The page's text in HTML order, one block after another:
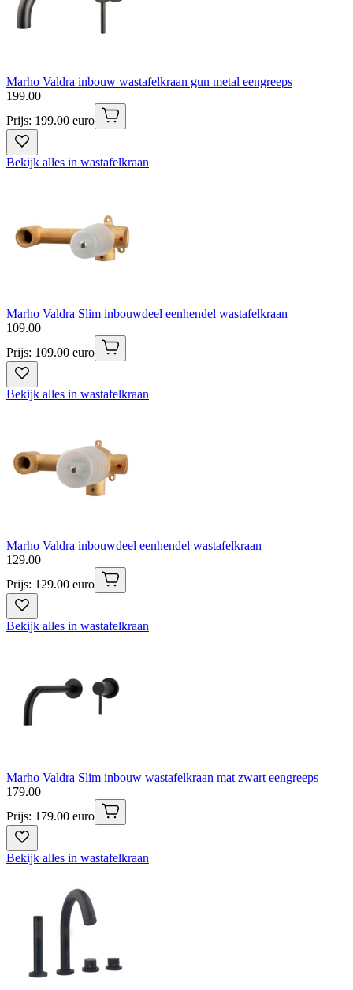
Marho Valdra inbouw wastafelkraan gun metal eengreeps
199.00
Prijs: 199.00 euro
Bekijk alles in wastafelkraan
Marho Valdra Slim inbouwdeel eenhendel wastafelkraan
109.00
Prijs: 109.00 euro
Bekijk alles in wastafelkraan
Marho Valdra inbouwdeel eenhendel wastafelkraan
129.00
Prijs: 129.00 euro
Bekijk alles in wastafelkraan
Marho Valdra Slim inbouw wastafelkraan mat zwart eengreeps
179.00
Prijs: 179.00 euro
Bekijk alles in wastafelkraan